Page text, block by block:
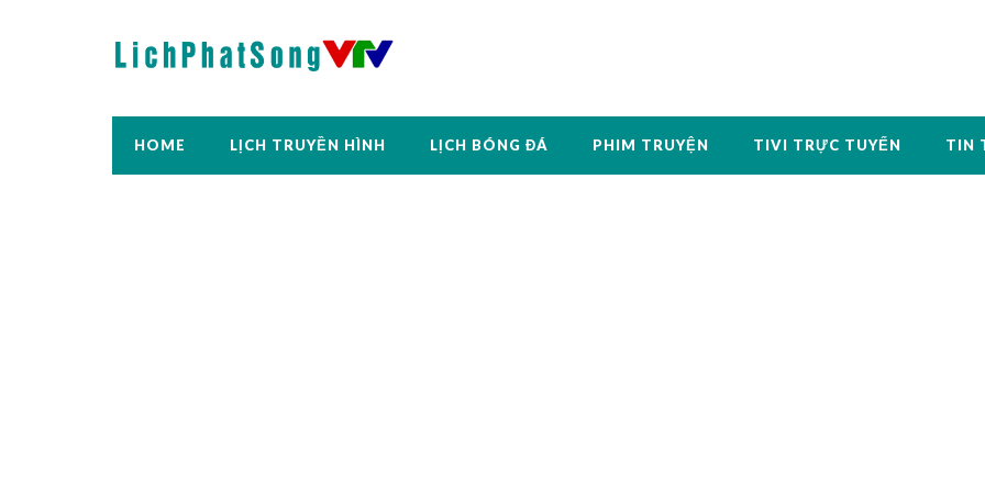
HOME LỊCH TRUYỀN HÌNH LỊCH BÓNG ĐÁ PHIM TRUYỆN TIVI TRỰC TUYẾN TIN